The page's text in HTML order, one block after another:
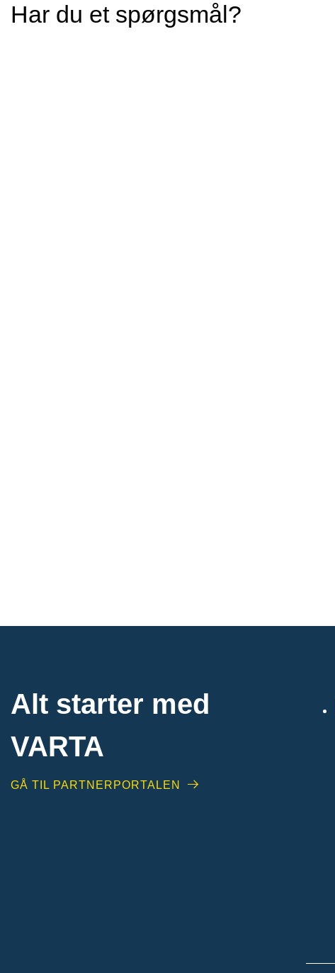
Har du et spørgsmål?
Alt starter med
VARTA​
GÅ TIL PARTNERPORTALEN